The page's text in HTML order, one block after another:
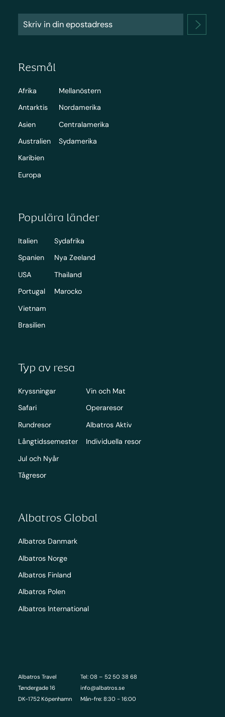
Resmål
Afrika
Antarktis
Asien
Australien
Karibien
Europa
Mellanöstern
Nordamerika
Centralamerika
Sydamerika
Populära länder
Italien
Spanien
USA
Portugal
Vietnam
Brasilien
Sydafrika
Nya Zeeland
Thailand
Marocko
Albatros Travel
Tøndergade 16
DK-1752 Köpenhamn
Tel: 08 – 52 50 38 68
info@albatros.se
Mån-fre: 8:30 - 16:00
Typ av resa
Kryssningar
Safari
Rundresor
Långtidssemester
Jul och Nyår
Tågresor
Vin och Mat
Operaresor
Albatros Aktiv
Individuella resor
Albatros Global
Albatros Danmark
Albatros Norge
Albatros Finland
Albatros Polen
Albatros International